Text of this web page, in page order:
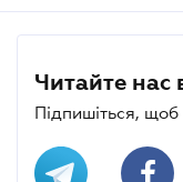
Читайте нас
Підпишіться, щоб